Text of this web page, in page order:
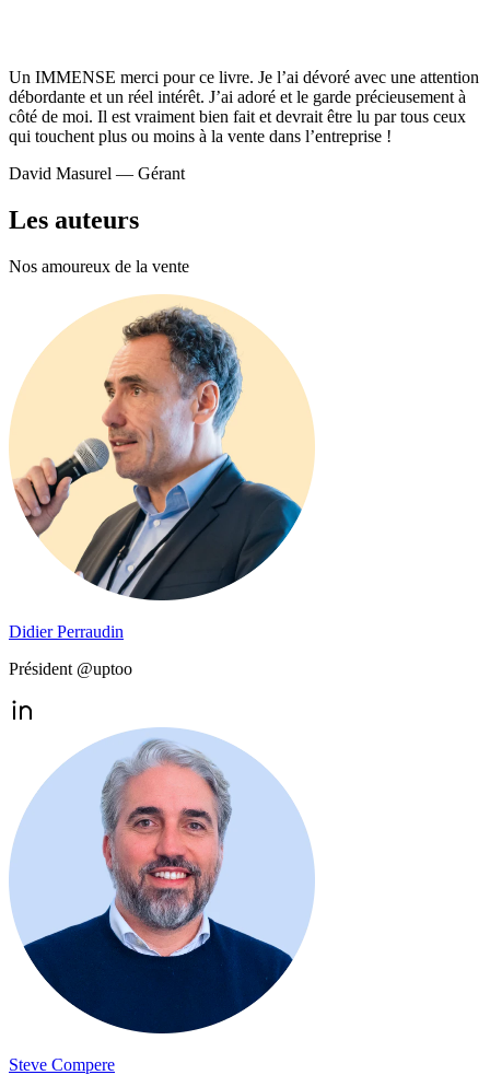
Un IMMENSE merci pour ce livre. Je l’ai dévoré avec une attention
débordante et un réel intérêt. J’ai adoré et le garde précieusement à
côté de moi. Il est vraiment bien fait et devrait être lu par tous ceux
qui touchent plus ou moins à la vente dans l’entreprise !
David Masurel — Gérant
Les auteurs
Nos amoureux de la vente
Didier Perraudin
Président @uptoo
Steve Compere